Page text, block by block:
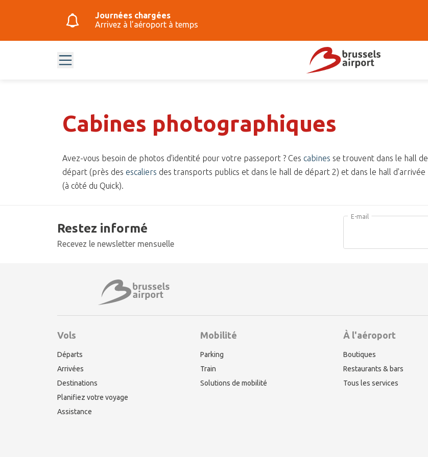
Journées chargées
Arrivez à l’aéroport à temps
Cabines photographiques
Avez-vous besoin de photos d'identité pour votre passeport ? Ces cabines se trouvent dans le hall de
départ (près des escaliers des transports publics et dans le hall de départ 2) et dans le hall d'arrivée
(à côté du Quick).